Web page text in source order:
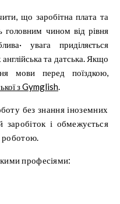
що заробітна плата та
головним чином від рівня
увага приділяється
та датська. Якщо
мови перед поїздкою,
з Gymglish.
без знання іноземних
і обмежується
роботою.
професіями: